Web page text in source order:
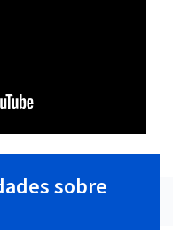
sobre